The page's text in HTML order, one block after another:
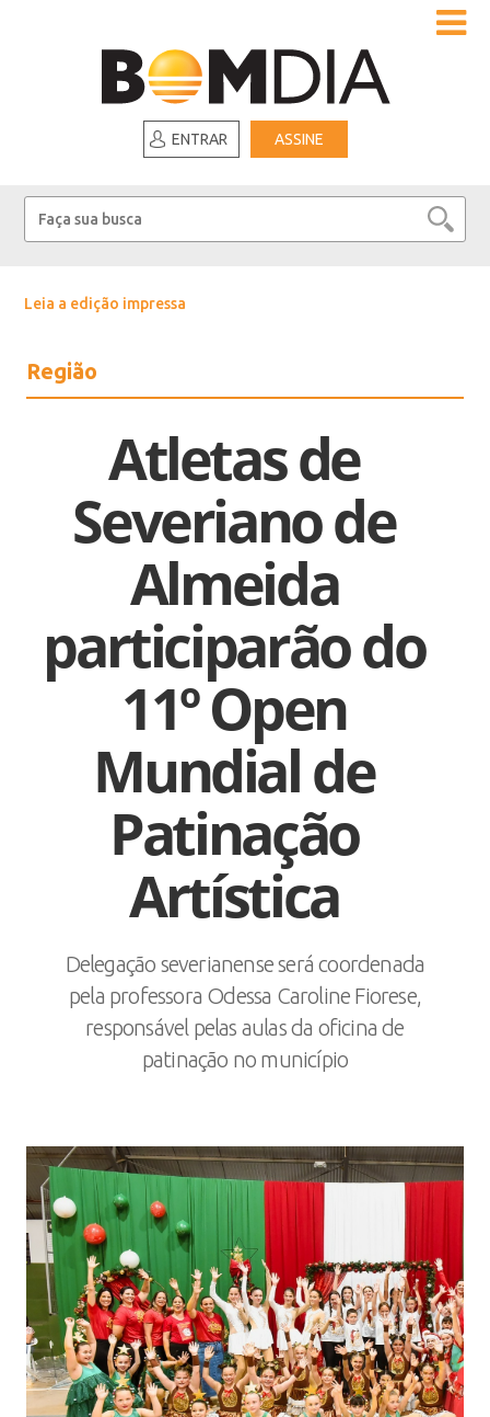
ENTRAR ASSINE
Leia a edição impressa
Região
Atletas de
Severiano de
Almeida
participarão do
11º Open
Mundial de
Patinação
Artística
Delegação severianense será coordenada
pela professora Odessa Caroline Fiorese,
responsável pelas aulas da oficina de
patinação no município